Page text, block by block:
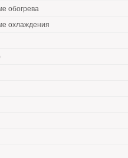
обогрева
охлаждения